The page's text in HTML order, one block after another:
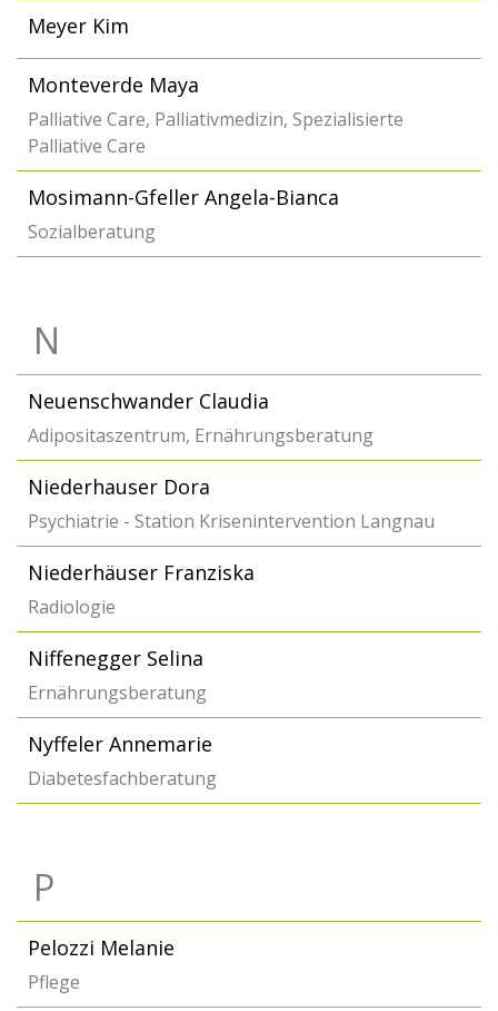
Meyer Kim
Monteverde Maya
Palliative Care, Palliativmedizin, Spezialisierte
Palliative Care
Mosimann-Gfeller Angela-Bianca
Sozialberatung
N
Neuenschwander Claudia
Adipositaszentrum, Ernährungsberatung
Niederhauser Dora
Psychiatrie - Station Krisenintervention Langnau
Niederhäuser Franziska
Radiologie
Niffenegger Selina
Ernährungsberatung
Nyffeler Annemarie
Diabetesfachberatung
P
Pelozzi Melanie
Pflege